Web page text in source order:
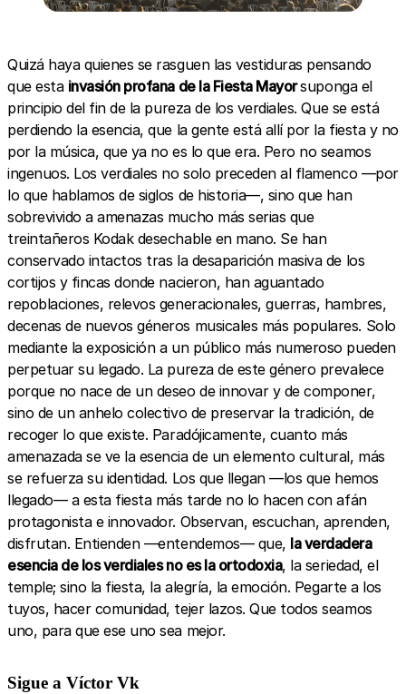
Quizá haya quienes se rasguen las vestiduras pensando
que esta invasión profana de la Fiesta Mayorsuponga el
principio del fin de la pureza de los verdiales. Que se está
perdiendo la esencia, que la gente está allí por la fiesta y no
por la música, que ya no es lo que era. Pero no seamos
ingenuos. Los verdiales no solo preceden al flamenco —por
lo que hablamos de siglos de historia—, sino que han
sobrevivido a amenazas mucho más serias que
treintañeros Kodak desechable en mano. Se han
conservado intactos tras la desaparición masiva de los
cortijos y fincas donde nacieron, han aguantado
repoblaciones, relevos generacionales, guerras, hambres,
decenas de nuevos géneros musicales más populares. Solo
mediante la exposición a un público más numeroso pueden
perpetuar su legado. La pureza de este género prevalece
porque no nace de un deseo de innovar y de componer,
sino de un anhelo colectivo de preservar la tradición, de
recoger lo que existe. Paradójicamente, cuanto más
amenazada se ve la esencia de un elemento cultural, más
se refuerza su identidad. Los que llegan —los que hemos
llegado— a esta fiesta más tarde no lo hacen con afán
protagonista e innovador. Observan, escuchan, aprenden,
disfrutan. Entienden —entendemos— que, la verdadera
esencia de los verdiales no es la ortodoxia, la seriedad, el
temple; sino la fiesta, la alegría, la emoción. Pegarte a los
tuyos, hacer comunidad, tejer lazos. Que todos seamos
uno, para que ese uno sea mejor.
Sigue a Víctor Vk